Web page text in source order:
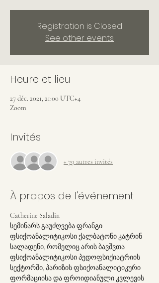
Registration is Closed
See other events
Heure et lieu
27 déc. 2021, 21:00 UTC+4
Zoom
Invités
+ 79 autres invités
À propos de l'événement
Catherine Saladin
სემინარს გაუძღვება ფრანგი
ფსიქოანალიტიკოსი ქალბატონი კატრინ
სალადენი, რომელიც არის ბავშვთა
ფსიქოანალიტიკოსი პედოფსიქიატრიის
სექტორში, პარიზის ფსიქოანალიტიკური
ფორმაციისა და ფროიდიანული კვლევის